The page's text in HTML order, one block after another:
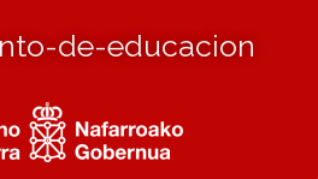
de-educacion